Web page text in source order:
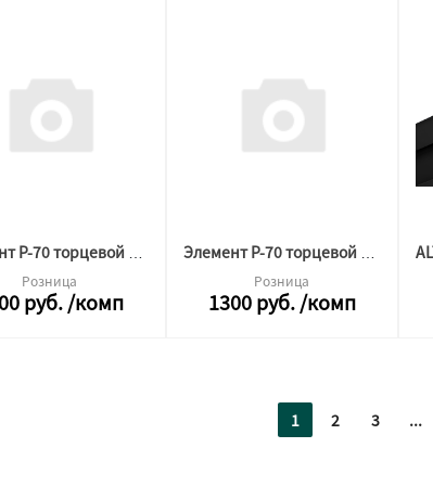
Розница
руб./комп
Розница
1300 руб. /комп
1 2 3 ...